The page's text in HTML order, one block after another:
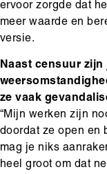
ervoor zorgde dat
meer waarde en
versie.
Naast censuur zijn
ze vaak
“Mijn werken zijn
doordat ze open en
mag je niks
heel groot om dat